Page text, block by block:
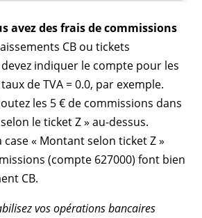
avez des frais de commissions
CB ou tickets
indiquer le compte pour les
de TVA = 0.0, par exemple.
les 5 € de commissions dans
le ticket Z » au-dessus.
case « Montant selon ticket Z »
(compte 627000) font bien
CB.
vos opérations bancaires